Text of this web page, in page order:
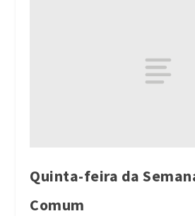
Quinta-feira da
Comum